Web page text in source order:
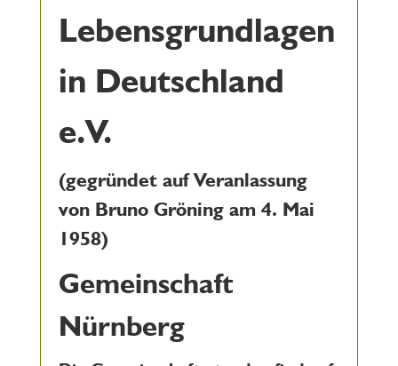
Lebensgrundlagen
in Deutschland
e.V.
(gegründet auf Veranlassung
von Bruno Gröningam 4. Mai
1958)
Gemeinschaft
Nürnberg